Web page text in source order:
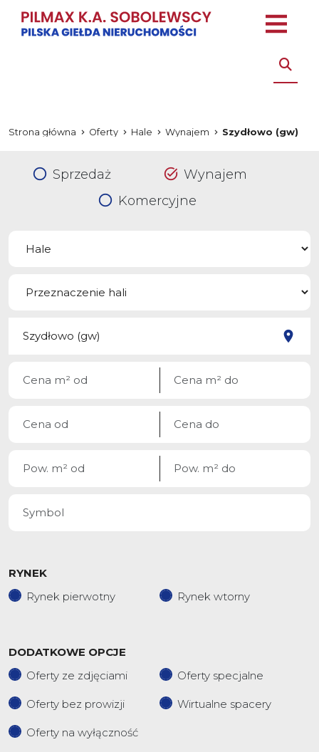
Strona główna Oferty Hale Wynajem Szydłowo (gw)
Sprzedaż
Wynajem
Komercyjne
RYNEK
Rynek pierwotny
Rynek wtorny
DODATKOWE OPCJE
Oferty ze zdjęciami
Oferty specjalne
Oferty bez prowizji Wirtualne spacery
Oferty na wyłączność